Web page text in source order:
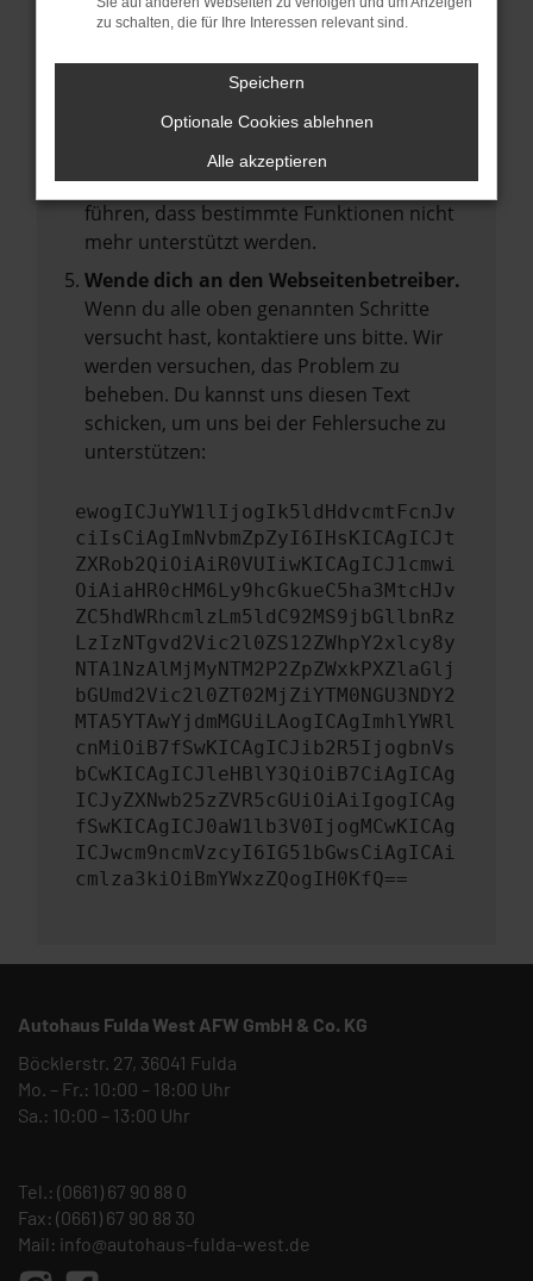
vorübergehende Probleme zu beheben.
Stelle sicher, dass dein Browser und dein
Betriebssystem auf dem neuesten Stand
Veraltete Software birgt nicht nur ein
Sicherheitsrisiko, sondern kann auch dazu
führen, dass bestimmte Funktionen nicht
mehr unterstützt werden.
Wende dich an den Webseitenbetreiber.
Wenn du alle oben genannten Schritte
versucht hast, kontaktiere uns bitte. Wir
werden versuchen, das Problem zu
beheben. Du kannst uns diesen Text
schicken, um uns bei der Fehlersuche zu
unterstützen:
ewogICJuYW1lIjogIk5ldHdvcmtFcnJv
ciIsCiAgImNvbmZpZyI6IHsKICAgICJt
ZXRob2QiOiAiR0VUIiwKICAgICJ1cmwi
OiAiaHR0cHM6Ly9hcGkueC5ha3MtcHJv
ZC5hdWRhcmlzLm5ldC92MS9jbGllbnRz
LzIzNTgvd2Vic2l0ZS12ZWhpY2xlcy8y
NTA1NzAlMjMyNTM2P2ZpZWxkPXZlaGlj
bGUmd2Vic2l0ZT02MjZiYTM0NGU3NDY2
MTA5YTAwYjdmMGUiLAogICAgImhlYWRl
cnMiOiB7fSwKICAgICJib2R5IjogbnVs
bCwKICAgICJleHBlY3QiOiB7CiAgICAg
ICJyZXNwb25zZVR5cGUiOiAiIgogICAg
fSwKICAgICJ0aW1lb3V0IjogMCwKICAg
ICJwcm9ncmVzcyI6IG51bGwsCiAgICAi
cmlza3kiOiBmYWxzZQogIH0KfQ==
Autohaus Fulda West AFW GmbH & Co. KG
Böcklerstr. 27, 36041 Fulda
Mo. – Fr.: 10:00 – 18:00 Uhr
Sa.: 10:00 – 13:00 Uhr
Tel.: (0661) 67 90 88 0
Fax: (0661) 67 90 88 30
Mail: info@autohaus-fulda-west.de
zu schalten, die für Ihre Interessen relevant sind.
Speichern
Optionale Cookies ablehnen
Alle akzeptieren